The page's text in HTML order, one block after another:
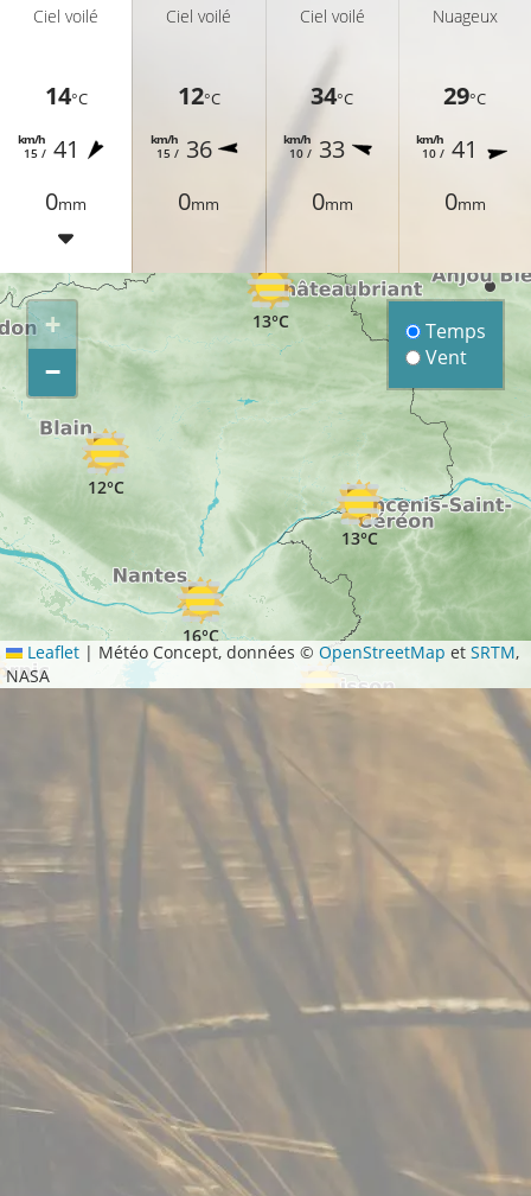
Ciel voilé
14°C
15 /
km/h 41
0mm
Ciel voilé
12°C
15 /
km/h 36
0mm
Ciel voilé
34°C
10 /
km/h 33
0mm
Nuageux
29°C
10 /
km/h 41
0mm
13°C
12°C
13°C
14°C
16°C
+
−
Temps
Vent
Leaflet | Météo Concept, données ©OpenStreetMap etSRTM,
NASA